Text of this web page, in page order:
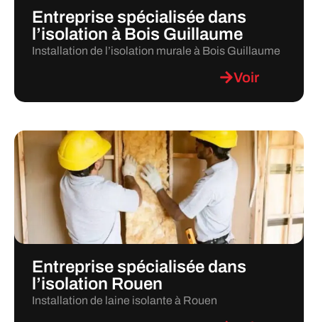
Entreprise spécialisée dans
l’isolation à Bois Guillaume
Installation de l’isolation murale à Bois Guillaume
Voir
Entreprise spécialisée dans
l’isolation Rouen
Installation de laine isolante à Rouen